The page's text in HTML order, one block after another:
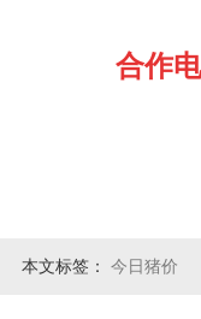
合作
本文标签： 今日猪价